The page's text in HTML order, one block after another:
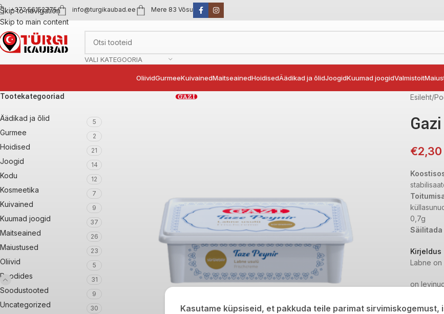
Skip to navigation
Skip to main content
+372 56152775 info@turgikaubad.ee Mere 83 Võsu
VALI KATEGOORIA
OliividGurmeeKuivainedMaitseainedHoidisedÄädikad ja õlidJoogidKuumad joogidValmistoit
Tootekategooriad
Äädikad ja õlid 5
Gurmee 2
Hoidised 21
Joogid 14
Kodu 12
Kosmeetika 7
Kuivained 9
Kuumad joogid 37
Maitseained 26
Maiustused 23
Oliivid 5
Poodides 31
Soodustooted 9
Uncategorized 30
Esileht
€2,30
0,7g
Kirjeldus
Labne
on
tavaliselt
Kasutame küpsiseid, et pakkuda teile parimat sirvimiskogemust,